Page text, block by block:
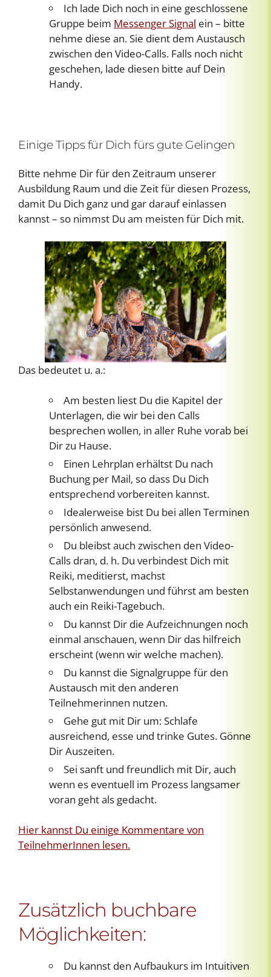
Ich lade Dich noch in eine geschlossene
Gruppe beim Messenger Signal ein – bitte
nehme diese an. Sie dient dem Austausch
zwischen den Video-Calls. Falls noch nicht
geschehen, lade diesen bitte auf Dein
Handy.
Einige Tipps für Dich fürs gute Gelingen
Bitte nehme Dir für den Zeitraum unserer
Ausbildung Raum und die Zeit für diesen Prozess,
damit Du Dich ganz und gar darauf einlassen
kannst – so nimmst Du am meisten für Dich mit.
Das bedeutet u. a.:
Am besten liest Du die Kapitel der
Unterlagen, die wir bei den Calls
besprechen wollen, in aller Ruhe vorab bei
Dir zu Hause.
Einen Lehrplan erhältst Du nach
Buchung per Mail, so dass Du Dich
entsprechend vorbereiten kannst.
Idealerweise bist Du bei allen Terminen
persönlich anwesend.
Du bleibst auch zwischen den Video-
Calls dran, d. h. Du verbindest Dich mit
Reiki, meditierst, machst
Selbstanwendungen und führst am besten
auch ein Reiki-Tagebuch.
Du kannst Dir die Aufzeichnungen noch
einmal anschauen, wenn Dir das hilfreich
erscheint (wenn wir welche machen).
Du kannst die Signalgruppe für den
Austausch mit den anderen
Teilnehmerinnen nutzen.
Gehe gut mit Dir um: Schlafe
ausreichend, esse und trinke Gutes. Gönne
Dir Auszeiten.
Sei sanft und freundlich mit Dir, auch
wenn es eventuell im Prozess langsamer
voran geht als gedacht.
Hier kannst Du einige Kommentare von
TeilnehmerInnen lesen.
Zusätzlich buchbare
Möglichkeiten:
Du kannst den Aufbaukurs im Intuitiven